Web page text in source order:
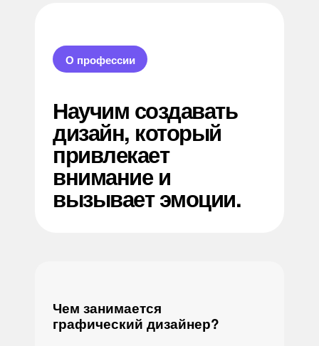
Научим создавать
дизайн, который
привлекает
внимание и
вызывает эмоции.
Чем занимается
графический дизайнер?
О профессии